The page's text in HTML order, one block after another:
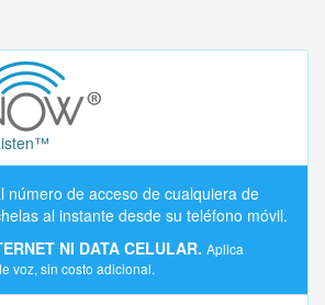
número de acceso de cualquiera de
al instante desde su teléfono móvil.
NI DATA CELULAR. Aplica
voz, sin costo adicional.